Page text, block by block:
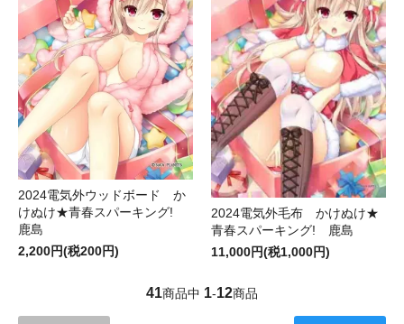
2024電気外ウッドボード か
けぬけ★青春スパーキング!
鹿島
2,200円(税200円)
2024電気外毛布 かけぬけ★
青春スパーキング! 鹿島
11,000円(税1,000円)
41商品中 1-12商品